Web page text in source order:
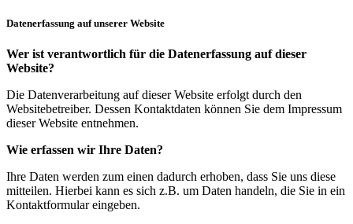
Datenerfassung auf unserer Website
Wer ist verantwortlich für die Datenerfassung auf dieser
Website?
Die Datenverarbeitung auf dieser Website erfolgt durch den
Websitebetreiber. Dessen Kontaktdaten können Sie dem Impressum
dieser Website entnehmen.
Wie erfassen wir Ihre Daten?
Ihre Daten werden zum einen dadurch erhoben, dass Sie uns diese
mitteilen. Hierbei kann es sich z.B. um Daten handeln, die Sie in ein
Kontaktformular eingeben.